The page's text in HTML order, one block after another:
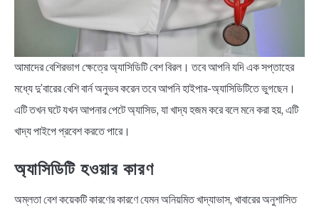
BENGALI STORIES
আমাদের বেশিরভাগ ক্ষেত্রে অ্যাসিডিটি বেশ বিরল। তবে আপনি যদি এক সপ্তাহের
মধ্যে দু’বারের বেশি বার্ন অনুভব করেন তবে আপনি হাইপার-অ্যাসিডিটিতে ভুগছেন।
এটি তখন ঘটে যখন আপনার পেটে অ্যাসিড, যা খাদ্য হজম করে বলে মনে করা হয়, এটি
খাদ্য পাইপে প্রবেশ করতে পারে।
অ্যাসিডিটি হওয়ার কারণ
অম্লতা বেশ কয়েকটি কারণের কারণে যেমন অনিয়মিত খাদ্যাভাস, খাবারের অনুশাসিত